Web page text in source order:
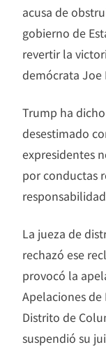
acusa de
gobierno de
revertir la
demócrata Joe
Trump ha
desestimado
expresidentes
por conductas
La jueza de
rechazó ese
provocó la
Apelaciones
Distrito de
suspendió su